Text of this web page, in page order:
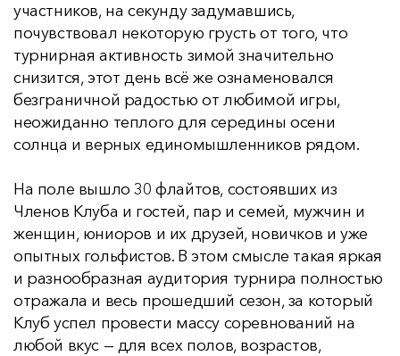
участников, на секунду задумавшись,
почувствовал некоторую грусть от того, что
турнирная активность зимой значительно
снизится, этот день всё же ознаменовался
безграничной радостью от любимой игры,
неожиданно теплого для середины осени
солнца и верных единомышленников рядом.
На поле вышло 30 флайтов, состоявших из
Членов Клуба и гостей, пар и семей, мужчин и
женщин, юниоров и их друзей, новичков и уже
опытных гольфистов. В этом смысле такая яркая
и разнообразная аудитория турнира полностью
отражала и весь прошедший сезон, за который
Клуб успел провести массу соревнований на
любой вкус — для всех полов, возрастов,